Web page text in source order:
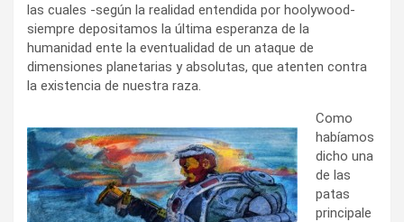
las cuales -según la realidad entendida por hoolywood-
siempre depositamos la última esperanza de la
humanidad ente la eventualidad de un ataque de
dimensiones planetarias y absolutas, que atenten contra
la existencia de nuestra raza.
Como
habíamos
dicho una
de las
patas
principale